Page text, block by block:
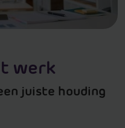
werk
juiste houding